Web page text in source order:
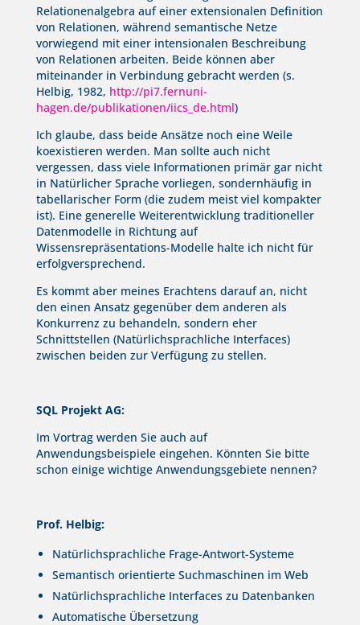
Relationenalgebra auf einer extensionalen Definition
von Relationen, während semantische Netze
vorwiegend mit einer intensionalen Beschreibung
von Relationen arbeiten. Beide können aber
miteinander in Verbindung gebracht werden (s.
Helbig, 1982, http://pi7.fernuni-
hagen.de/publikationen/iics_de.html)
Ich glaube, dass beide Ansätze noch eine Weile
koexistieren werden. Man sollte auch nicht
vergessen, dass viele Informationen primär gar nicht
in Natürlicher Sprache vorliegen, sondernhäufig in
tabellarischer Form (die zudem meist viel kompakter
ist). Eine generelle Weiterentwicklung traditioneller
Datenmodelle in Richtung auf
Wissensrepräsentations-Modelle halte ich nicht für
erfolgversprechend.
Es kommt aber meines Erachtens darauf an, nicht
den einen Ansatz gegenüber dem anderen als
Konkurrenz zu behandeln, sondern eher
Schnittstellen (Natürlichsprachliche Interfaces)
zwischen beiden zur Verfügung zu stellen.
SQL Projekt AG:
Im Vortrag werden Sie auch auf
Anwendungsbeispiele eingehen. Könnten Sie bitte
schon einige wichtige Anwendungsgebiete nennen?
Prof. Helbig:
Natürlichsprachliche Frage-Antwort-Systeme
Semantisch orientierte Suchmaschinen im Web
Natürlichsprachliche Interfaces zu Datenbanken
Automatische Übersetzung